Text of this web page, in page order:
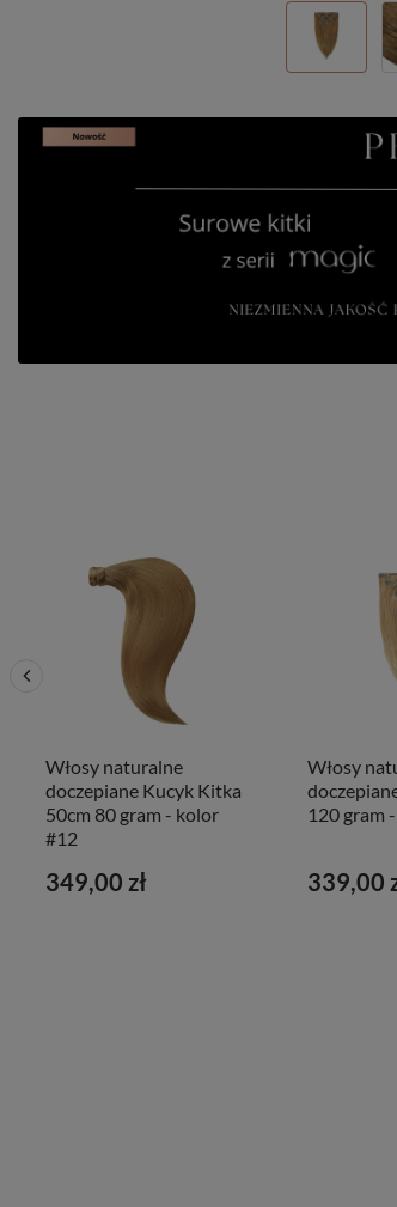
Włosy naturalne
doczepiane Kucyk Kitka
50cm 80 gram - kolor
#12
349,00 zł
Włosy
120 gram
339,00